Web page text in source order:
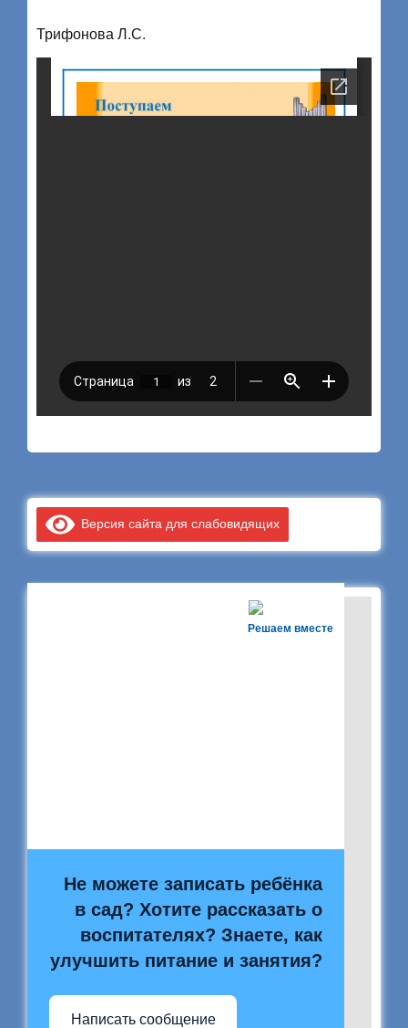
Трифонова Л.С.
Версия сайта для слабовидящих
Решаем вместе
Не можете записать ребёнка
в сад? Хотите рассказать о
воспитателях? Знаете, как
улучшить питание и занятия?
Написать сообщение